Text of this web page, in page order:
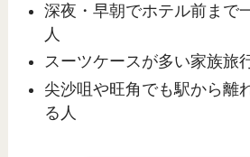
深夜・早朝でホテル前まで
人
スーツケースが多い家族旅
尖沙咀や旺角でも駅から離
る人